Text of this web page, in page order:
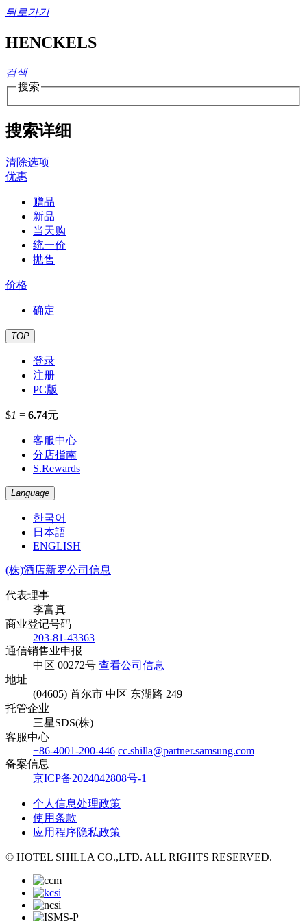
뒤로가기
HENCKELS
검색
搜索
搜索详细
清除选项
优惠
赠品
新品
当天购
统一价
拋售
价格
确定
TOP
登录
注册
PC版
$1 = 6.74元
客服中心
分店指南
S.Rewards
Language
한국어
日本語
ENGLISH
(株)酒店新罗公司信息
代表理事
李富真
商业登记号码
203-81-43363
通信销售业申报
中区 00272号 查看公司信息
地址
(04605) 首尔市 中区 东湖路 249
托管企业
三星SDS(株)
客服中心
+86-4001-200-446 cc.shilla@partner.samsung.com
备案信息
京ICP备2024042808号-1
个人信息处理政策
使用条款
应用程序隐私政策
© HOTEL SHILLA CO.,LTD. ALL RIGHTS RESERVED.